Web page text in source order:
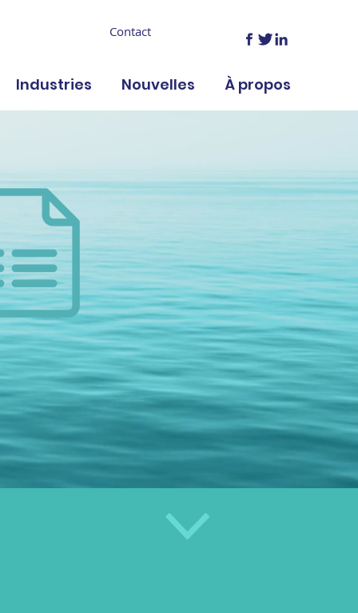
Contact
Industries Nouvelles À propos